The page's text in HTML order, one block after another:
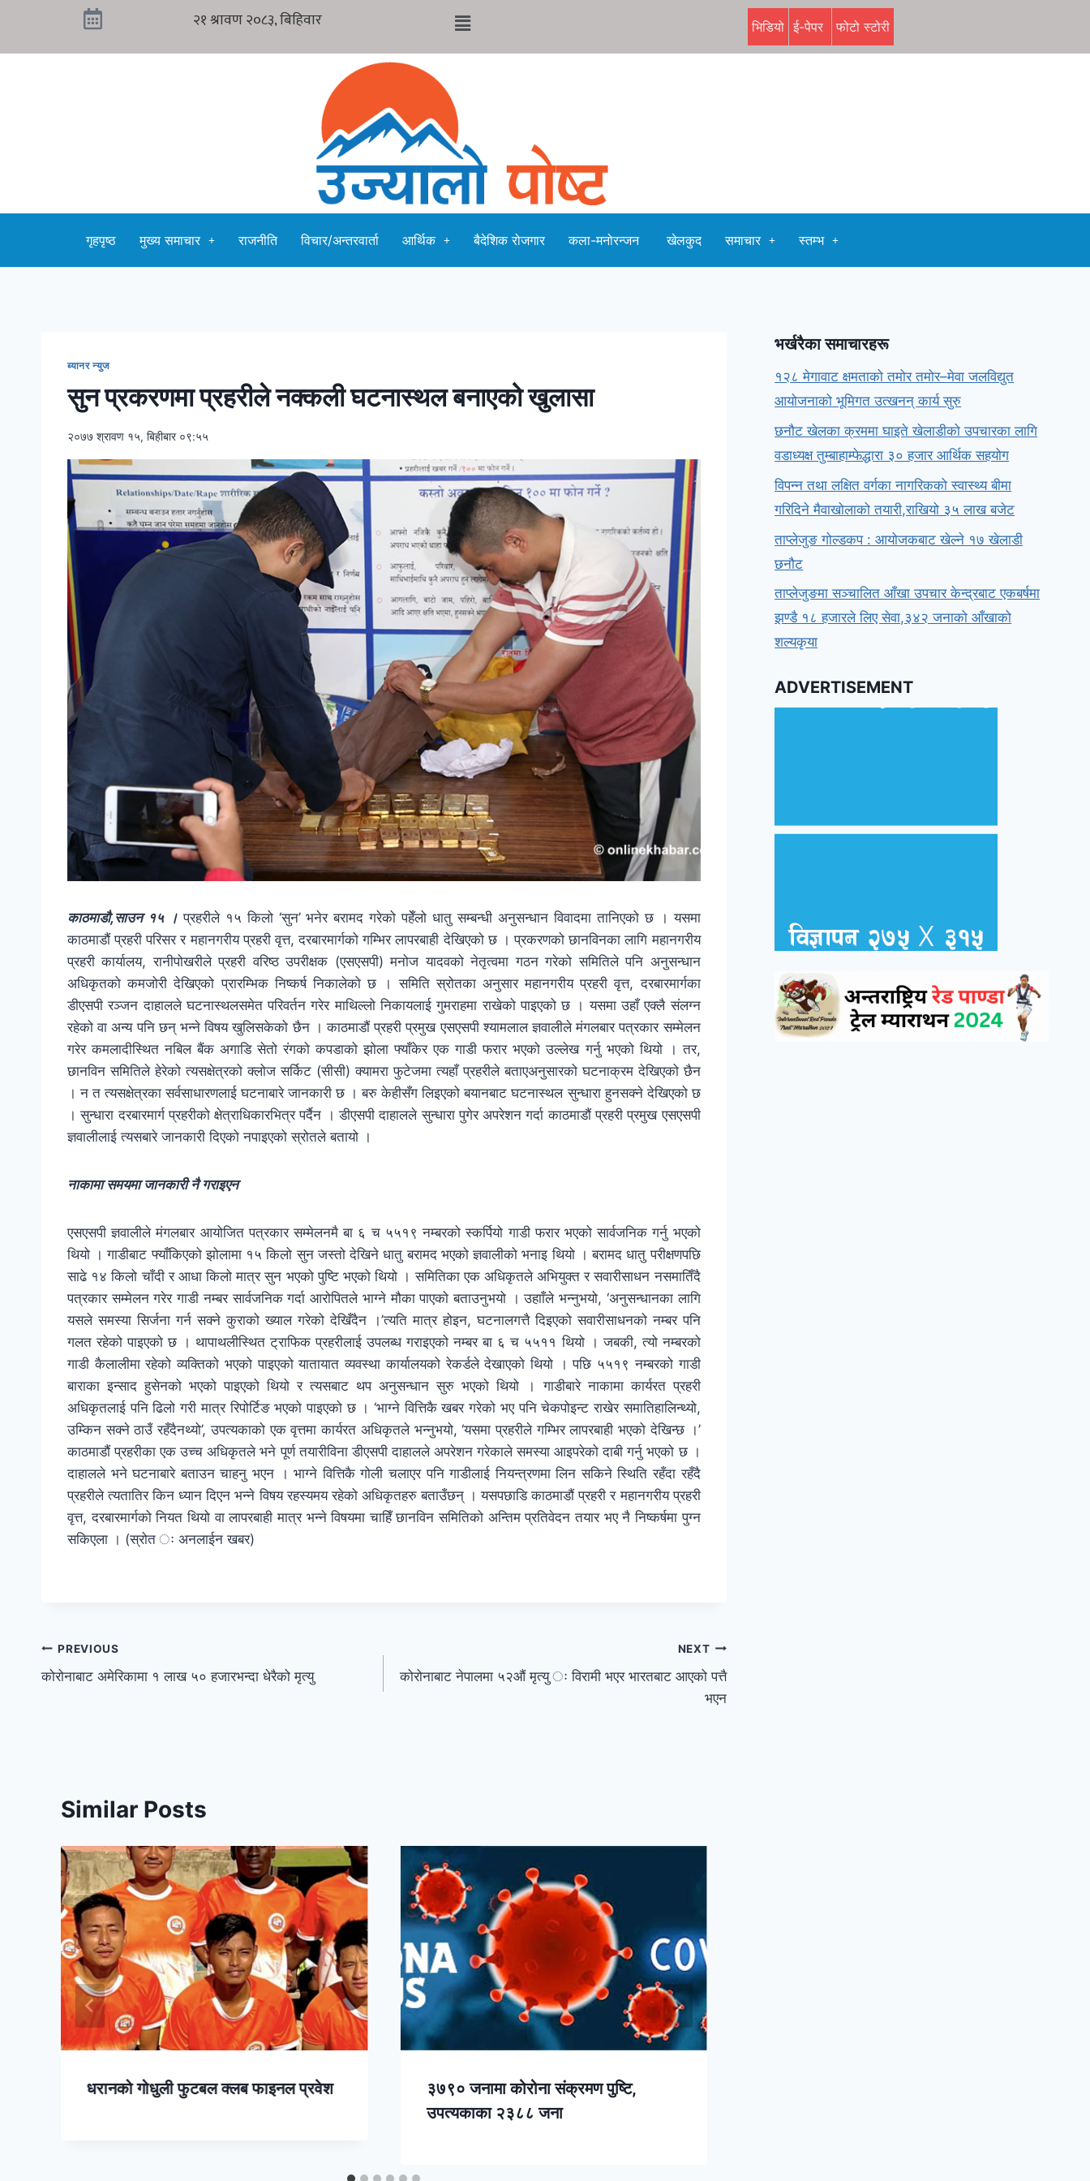
भिडियो ई-पेपर फोटो स्टोरी
गृहपृष्ठ मुख्य समाचार राजनीति विचार/अन्तरवार्ता आर्थिक बैदेशिक रोजगार कला-मनोरन्जन खेलकुद समाचार स्तम्भ
ब्यानर न्युज
सुन प्रकरणमा प्रहरीले नक्कली घटनास्थल बनाएको खुलासा
२०७७ श्रावण १५, बिहीबार ०९:५५
काठमाडौ,साउन १५ ।प्रहरीले १५ किलो ‘सुन’ भनेर बरामद गरेको पहेँलो धातु सम्बन्धी अनुसन्धान विवादमा तानिएको छ । यसमा
काठमाडौं प्रहरी परिसर र महानगरीय प्रहरी वृत्त, दरबारमार्गको गम्भिर लापरबाही देखिएको छ । प्रकरणको छानविनका लागि महानगरीय
प्रहरी कार्यालय, रानीपोखरीले प्रहरी वरिष्ठ उपरीक्षक (एसएसपी) मनोज यादवको नेतृत्वमा गठन गरेको समितिले पनि अनुसन्धान
अधिकृतको कमजोरी देखिएको प्रारम्भिक निष्कर्ष निकालेको छ । समिति स्रोतका अनुसार महानगरीय प्रहरी वृत्त, दरबारमार्गका
डीएसपी रञ्जन दाहालले घटनास्थलसमेत परिवर्तन गरेर माथिल्लो निकायलाई गुमराहमा राखेको पाइएको छ । यसमा उहाँ एक्लै संलग्न
रहेको वा अन्य पनि छन् भन्ने विषय खुलिसकेको छैन । काठमाडौं प्रहरी प्रमुख एसएसपी श्यामलाल ज्ञवालीले मंगलबार पत्रकार सम्मेलन
गरेर कमलादीस्थित नबिल बैंक अगाडि सेतो रंगको कपडाको झोला फ्याँकेर एक गाडी फरार भएको उल्लेख गर्नु भएको थियो । तर,
छानविन समितिले हेरेको त्यसक्षेत्रको क्लोज सर्किट (सीसी) क्यामरा फुटेजमा त्यहाँ प्रहरीले बताएअनुसारको घटनाक्रम देखिएको छैन
। न त त्यसक्षेत्रका सर्वसाधारणलाई घटनाबारे जानकारी छ । बरु केहीसँग लिइएको बयानबाट घटनास्थल सुन्धारा हुनसक्ने देखिएको छ
। सुन्धारा दरबारमार्ग प्रहरीको क्षेत्राधिकारभित्र पर्दैन । डीएसपी दाहालले सुन्धारा पुगेर अपरेशन गर्दा काठमाडौं प्रहरी प्रमुख एसएसपी
ज्ञवालीलाई त्यसबारे जानकारी दिएको नपाइएको स्रोतले बतायो ।
नाकामा समयमा जानकारी नै गराइएन
एसएसपी ज्ञवालीले मंगलबार आयोजित पत्रकार सम्मेलनमै बा ६ च ५५१९ नम्बरको स्कर्पियो गाडी फरार भएको सार्वजनिक गर्नु भएको
थियो । गाडीबाट फ्याँकिएको झोलामा १५ किलो सुन जस्तो देखिने धातु बरामद भएको ज्ञवालीको भनाइ थियो । बरामद धातु परीक्षणपछि
साढे १४ किलो चाँदी र आधा किलो मात्र सुन भएको पुष्टि भएको थियो । समितिका एक अधिकृतले अभियुक्त र सवारीसाधन नसमातिँदै
पत्रकार सम्मेलन गरेर गाडी नम्बर सार्वजनिक गर्दा आरोपितले भाग्ने मौका पाएको बताउनुभयो । उहााँले भन्नुभयो, ‘अनुसन्धानका लागि
यसले समस्या सिर्जना गर्न सक्ने कुराको ख्याल गरेको देखिँदैन ।’त्यति मात्र होइन, घटनालगत्तै दिइएको सवारीसाधनको नम्बर पनि
गलत रहेको पाइएको छ । थापाथलीस्थित ट्राफिक प्रहरीलाई उपलब्ध गराइएको नम्बर बा ६ च ५५११ थियो । जबकी, त्यो नम्बरको
गाडी कैलालीमा रहेको व्यक्तिको भएको पाइएको यातायात व्यवस्था कार्यालयको रेकर्डले देखाएको थियो । पछि ५५१९ नम्बरको गाडी
बाराका इन्साद हुसेनको भएको पाइएको थियो र त्यसबाट थप अनुसन्धान सुरु भएको थियो । गाडीबारे नाकामा कार्यरत प्रहरी
अधिकृतलाई पनि ढिलो गरी मात्र रिपोर्टिङ भएको पाइएको छ । ‘भाग्ने वित्तिकै खबर गरेको भए पनि चेकपोइन्ट राखेर समातिहालिन्थ्यो,
उम्किन सक्ने ठाउँ रहँदैनथ्यो’, उपत्यकाको एक वृत्तमा कार्यरत अधिकृतले भन्नुभयो, ‘यसमा प्रहरीले गम्भिर लापरबाही भएको देखिन्छ ।’
काठमाडौं प्रहरीका एक उच्च अधिकृतले भने पूर्ण तयारीविना डीएसपी दाहालले अपरेशन गरेकाले समस्या आइपरेको दाबी गर्नु भएको छ ।
दाहालले भने घटनाबारे बताउन चाहनु भएन । भाग्ने वित्तिकै गोली चलाएर पनि गाडीलाई नियन्त्रणमा लिन सकिने स्थिति रहँदा रहँदै
प्रहरीले त्यतातिर किन ध्यान दिएन भन्ने विषय रहस्यमय रहेको अधिकृतहरु बताउँछन् । यसपछाडि काठमाडौं प्रहरी र महानगरीय प्रहरी
वृत्त, दरबारमार्गको नियत थियो वा लापरबाही मात्र भन्ने विषयमा चाहिँ छानविन समितिको अन्तिम प्रतिवेदन तयार भए नै निष्कर्षमा पुग्न
सकिएला । (स्रोत ः अनलाईन खबर)
PREVIOUS
कोरोनाबाट अमेरिकामा १ लाख ५० हजारभन्दा धेरैको मृत्यु
NEXT
कोरोनाबाट नेपालमा ५२औं मृत्यु ः विरामी भएर भारतबाट आएको पत्तै
भएन
Similar Posts
धरानको गोधुली फुटबल क्लब फाइनल प्रवेश
३७९० जनामा कोरोना संक्रमण पुष्टि,
उपत्यकाका २३८८ जना
भर्खरैका समाचारहरू
१२८ मेगावाट क्षमताको तमोर तमोर–मेवा जलविद्युत
आयोजनाको भूमिगत उत्खनन् कार्य सुरु
छनौट खेलका क्रममा घाइते खेलाडीको उपचारका लागि
वडाध्यक्ष तुम्बाहाम्फेद्धारा ३० हजार आर्थिक सहयोग
विपन्न तथा लक्षित वर्गका नागरिकको स्वास्थ्य बीमा
गरिदिने मैवाखोलाको तयारी,राखियो ३५ लाख बजेट
ताप्लेजुङ गोल्डकप : आयोजकबाट खेल्ने १७ खेलाडी
छनौट
ताप्लेजुङमा सञ्चालित आँखा उपचार केन्द्रबाट एकबर्षमा
झण्डै १८ हजारले लिए सेवा,३४२ जनाको आँखाको
शल्यकृया
ADVERTISEMENT